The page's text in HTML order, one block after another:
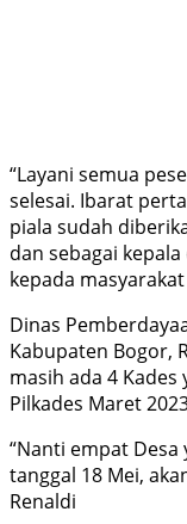
“Layani semua
selesai. Ibarat
piala sudah
dan sebagai
kepada
Dinas
Kabupaten Bogor,
masih ada 4
Pilkades Maret
“Nanti empat
tanggal 18 Mei,
Renaldi